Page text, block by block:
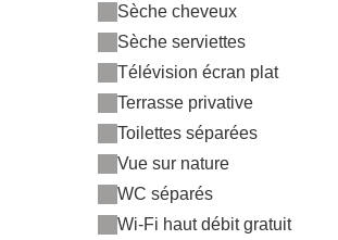
Sèche cheveux
Sèche serviettes
Télévision écran plat
Terrasse privative
Toilettes séparées
Vue sur nature
WC séparés
Wi-Fi haut débit gratuit